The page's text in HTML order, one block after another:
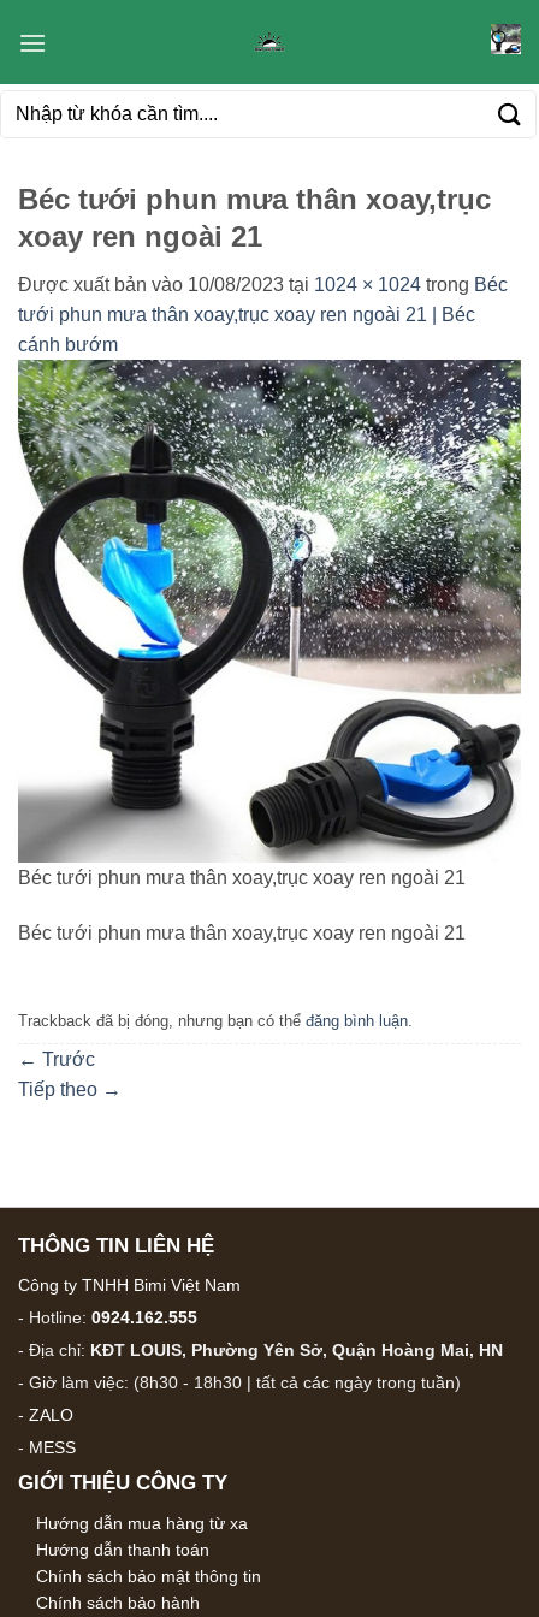
qua
dung
Tìm
Béc tưới phun mưa thân xoay,trục
xoay ren ngoài 21
Được xuất bản vào 10/08/2023 tại 1024 × 1024 trong Béc
tưới phun mưa thân xoay,trục xoay ren ngoài 21 | Béc
cánh bướm
Béc tưới phun mưa thân xoay,trục xoay ren ngoài 21
Béc tưới phun mưa thân xoay,trục xoay ren ngoài 21
Trackback đã bị đóng, nhưng bạn có thể đăng bình luận.
← Trước
Tiếp theo →
THÔNG TIN LIÊN HỆ
Công ty TNHH Bimi Việt Nam
- Hotline: 0924.162.555
- Địa chỉ: KĐT LOUIS, Phường Yên Sở, Quận Hoàng Mai, HN
- Giờ làm việc: (8h30 - 18h30 | tất cả các ngày trong tuần)
- ZALO
- MESS
GIỚI THIỆU CÔNG TY
Hướng dẫn mua hàng từ xa
Hướng dẫn thanh toán
Chính sách bảo mật thông tin
Chính sách bảo hành